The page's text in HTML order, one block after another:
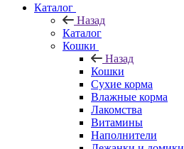
Каталог
Назад
Каталог
Кошки
Назад
Кошки
Сухие корма
Влажные корма
Лакомства
Витамины
Наполнители